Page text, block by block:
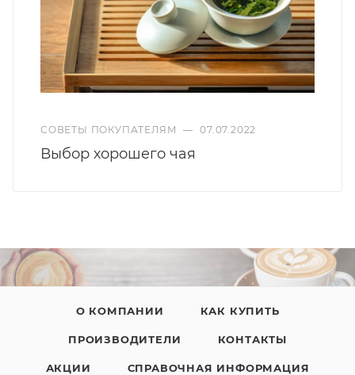
СОВЕТЫ ПОКУПАТЕЛЯМ — 07.07.2022
Выбор хорошего чая
О КОМПАНИИ КАК КУПИТЬ
ПРОИЗВОДИТЕЛИ КОНТАКТЫ
АКЦИИ СПРАВОЧНАЯ ИНФОРМАЦИЯ